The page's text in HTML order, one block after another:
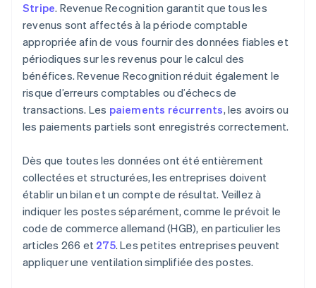
Stripe. Revenue Recognition garantit que tous les
revenus sont affectés à la période comptable
appropriée afin de vous fournir des données fiables et
périodiques sur les revenus pour le calcul des
bénéfices. Revenue Recognition réduit également le
risque d’erreurs comptables ou d’échecs de
transactions. Les paiements récurrents, les avoirs ou
les paiements partiels sont enregistrés correctement.
Dès que toutes les données ont été entièrement
collectées et structurées, les entreprises doivent
établir un bilan et un compte de résultat. Veillez à
indiquer les postes séparément, comme le prévoit le
code de commerce allemand (HGB), en particulier les
articles 266 et 275. Les petites entreprises peuvent
appliquer une ventilation simplifiée des postes.